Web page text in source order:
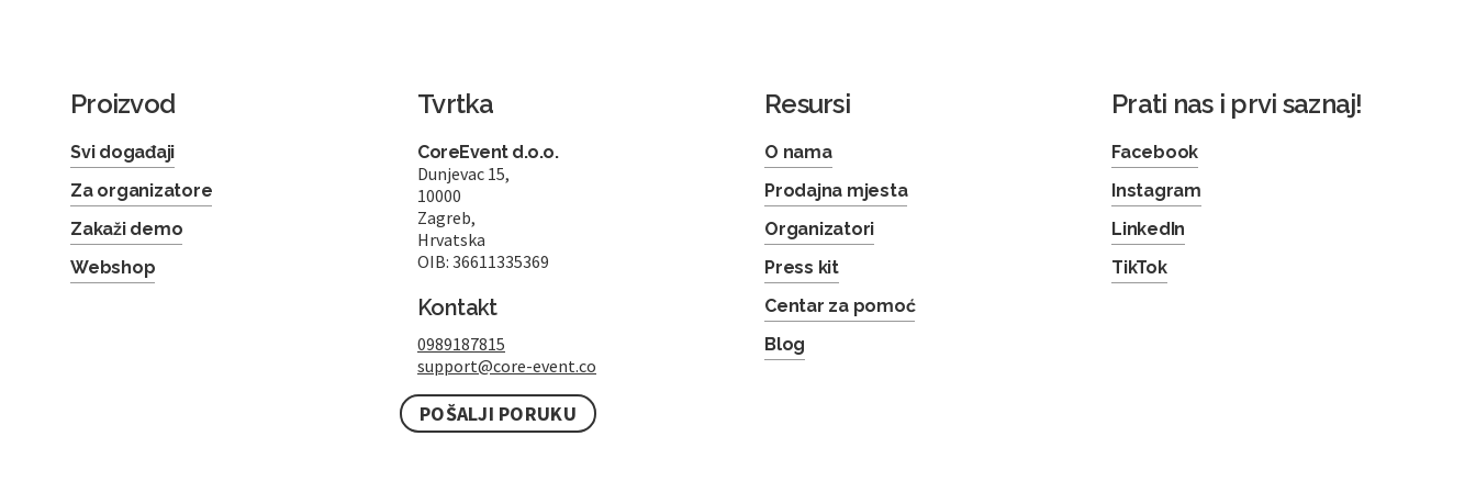
Proizvod
Svi događaji
Za organizatore
Zakaži demo
Webshop
Tvrtka
CoreEvent d.o.o.
Dunjevac 15,
10000
Zagreb,
Hrvatska
OIB: 36611335369
Kontakt
0989187815
support@core-event.co
POŠALJI PORUKU
Resursi
O nama
Prodajna mjesta
Organizatori
Press kit
Centar za pomoć
Blog
Prati nas i prvi saznaj!
Facebook
Instagram
LinkedIn
TikTok